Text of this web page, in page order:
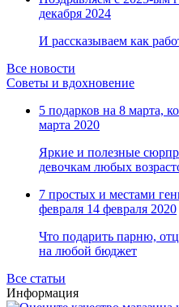
Замки
Все товары
декабря 2024
И рассказываем как
Все новости
Советы и вдохновение
5 подарков на 8 марта,
марта 2020
Яркие и полезные
девочкам любых
7 простых и местами
февраля 14 февраля 2020
Что подарить парню,
на любой бюджет
Все статьи
Информация